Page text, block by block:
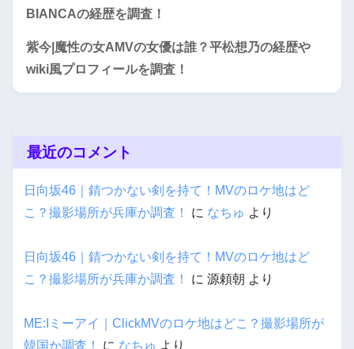
BIANCAの経歴を調査！
紫今|魔性の女AMVの女優は誰？平松想乃の経歴や
wiki風プロフィールを調査！
最近のコメント
日向坂46｜錆つかない剣を持て！MVのロケ地はど
こ？撮影場所が兵庫か調査！
に なちゅ より
日向坂46｜錆つかない剣を持て！MVのロケ地はど
こ？撮影場所が兵庫か調査！
に 源頼朝 より
ME:Iミーアイ｜ClickMVのロケ地はどこ？撮影場所が
韓国か調査！
に なちゅ より